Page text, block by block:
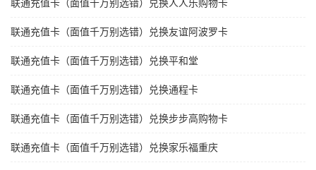
联通充值卡（面值千万别选错）兑换人人乐购物卡
联通充值卡（面值千万别选错）兑换友谊阿波罗卡
联通充值卡（面值千万别选错）兑换平和堂
联通充值卡（面值千万别选错）兑换通程卡
联通充值卡（面值千万别选错）兑换步步高购物卡
联通充值卡（面值千万别选错）兑换家乐福重庆